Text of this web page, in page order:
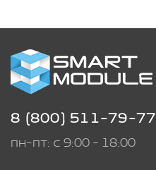
8 (800) 511-79-77
пн-пт: с 9:00 - 18:00